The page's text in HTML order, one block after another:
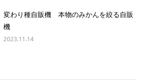
変わり種自販機 本物のみかんを絞る自販
機
2023.11.14